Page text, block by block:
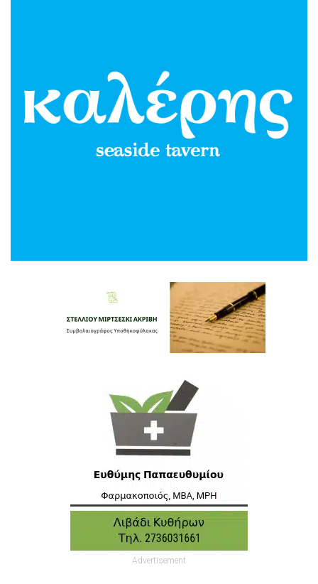
Advertisement